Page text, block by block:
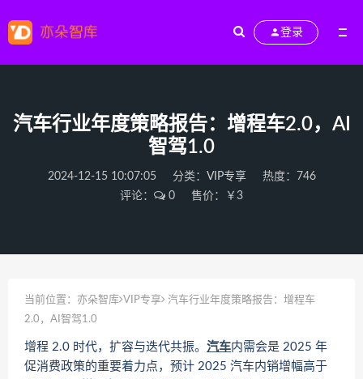
登录
汽车行业年度策略报告：增程车2.0，AI
智驾1.0
2024-12-15 10:07:05 分类： VIP专享
热度：746
评论：
0 售价：￥3
当前位置： 亦朵智库 VIP专享
汽车行业年度策略报告：增程车
2.0，AI智驾1.0
增程 2.0 时代，扩容与迭代共振。 汽车内需会是 2025 年
促消费政策的重要着力点，预计 2025 汽车内销增幅高于